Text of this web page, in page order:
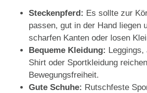
Steckenpferd: Es sollte zur
passen, gut in der Hand liegen
scharfen Kanten oder losen
Bequeme Kleidung:
Shirt oder Sportkleidung
Bewegungsfreiheit.
Gute Schuhe: Rutschfeste